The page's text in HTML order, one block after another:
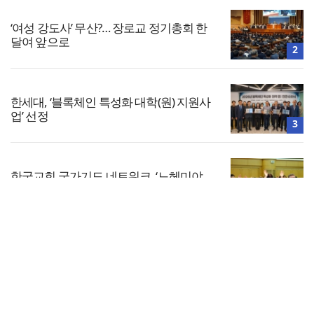
‘여성 강도사’ 무산?… 장로교 정기총회 한
달여 앞으로
2
한세대, ‘블록체인 특성화 대학(원) 지원사
업’ 선정
3
한국교회 국가기도 네트워크, ‘느헤미야